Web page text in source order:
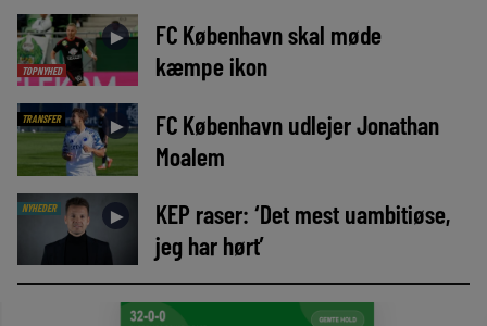
TOPNYHED
►
FC København skal møde
kæmpe ikon
TRANSFER ►
FC København udlejer Jonathan
Moalem
NYHEDER ►
KEP raser: ‘Det mest uambitiøse,
jeg har hørt’